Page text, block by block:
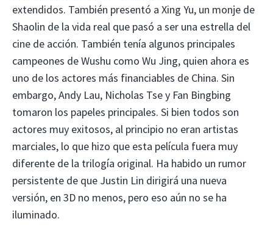
extendidos. También presentó a Xing Yu, un monje de
Shaolin de la vida real que pasó a ser una estrella del
cine de acción. También tenía algunos principales
campeones de Wushu como Wu Jing, quien ahora es
uno de los actores más financiables de China. Sin
embargo, Andy Lau, Nicholas Tse y Fan Bingbing
tomaron los papeles principales. Si bien todos son
actores muy exitosos, al principio no eran artistas
marciales, lo que hizo que esta película fuera muy
diferente de la trilogía original. Ha habido un rumor
persistente de que Justin Lin dirigirá una nueva
versión, en 3D no menos, pero eso aún no se ha
iluminado.